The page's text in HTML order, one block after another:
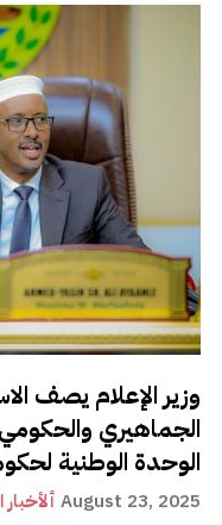
وزير الإعلام يصف
الجماهيري
الوحدة الوطنية
ألأخبار August 23, 2025